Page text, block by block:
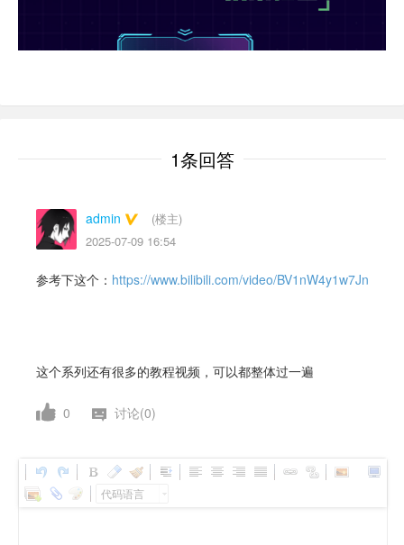
1条回答
admin
(楼主)
2025-07-09 16:54
参考下这个： https://www.bilibili.com/video/BV1nW4y1w7Jn
这个系列还有很多的教程视频，可以都整体过一遍
0 讨论(0)
代码语言